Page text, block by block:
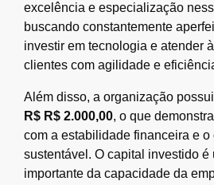
excelência e especialização
buscando constantemente
investir em tecnologia e atender
clientes com agilidade e
Além disso, a organização
R$ R$ 2.000,00, o que
com a estabilidade financeira e o
sustentável. O capital investido é
importante da capacidade da